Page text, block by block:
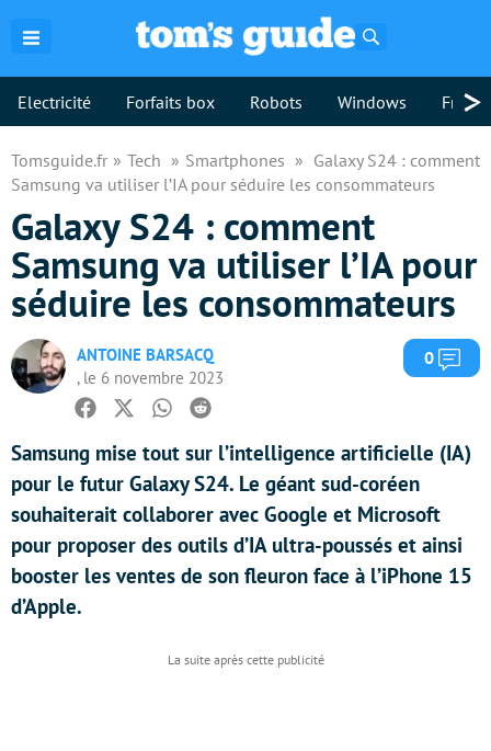
Electricité Forfaits box Robots Windows >
Tomsguide.fr Tech Smartphones
Galaxy S24 : comment
Samsung va utiliser l’IA pour séduire les consommateurs
Galaxy S24 : comment
Samsung va utiliser l’IA pour
séduire les consommateurs
ANTOINE BARSACQ
, le 6 novembre 2023
0
Facebook
TwitterWhatsapp
Reddit
Samsung mise tout sur l’intelligence artificielle (IA)
pour le futur Galaxy S24. Le géant sud-coréen
souhaiterait collaborer avec Google et Microsoft
pour proposer des outils d’IA ultra-poussés et ainsi
booster les ventes de son fleuron face à l’iPhone 15
d’Apple.